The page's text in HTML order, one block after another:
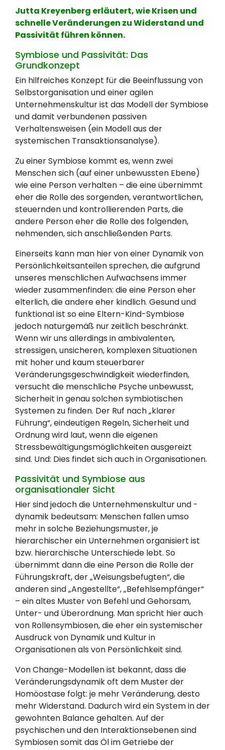
Jutta Kreyenberg erläutert, wie Krisen und
schnelle Veränderungen zu Widerstand und
Passivität führen können.
Symbiose und Passivität: Das
Grundkonzept
Ein hilfreiches Konzept für die Beeinflussung von
Selbstorganisation und einer agilen
Unternehmenskultur ist das Modell der Symbiose
und damit verbundenen passiven
Verhaltensweisen (ein Modell aus der
systemischen Transaktionsanalyse).
Zu einer Symbiose kommt es, wenn zwei
Menschen sich (auf einer unbewussten Ebene)
wie eine Person verhalten – die eine übernimmt
eher die Rolle des sorgenden, verantwortlichen,
steuernden und kontrollierenden Parts, die
andere Person eher die Rolle des folgenden,
nehmenden, sich anschließenden Parts.
Einerseits kann man hier von einer Dynamik von
Persönlichkeitsanteilen sprechen, die aufgrund
unseres menschlichen Aufwachsens immer
wieder zusammenfinden: die eine Person eher
elterlich, die andere eher kindlich. Gesund und
funktional ist so eine Eltern-Kind-Symbiose
jedoch naturgemäß nur zeitlich beschränkt.
Wenn wir uns allerdings in ambivalenten,
stressigen, unsicheren, komplexen Situationen
mit hoher und kaum steuerbarer
Veränderungsgeschwindigkeit wiederfinden,
versucht die menschliche Psyche unbewusst,
Sicherheit in genau solchen symbiotischen
Systemen zu finden. Der Ruf nach „klarer
Führung“, eindeutigen Regeln, Sicherheit und
Ordnung wird laut, wenn die eigenen
Stressbewältigungsmöglichkeiten ausgereizt
sind. Und: Dies findet sich auch in Organisationen.
Passivität und Symbiose aus
organisationaler Sicht
Hier sind jedoch die Unternehmenskultur und -
dynamik bedeutsam: Menschen fallen umso
mehr in solche Beziehungsmuster, je
hierarchischer ein Unternehmen organisiert ist
bzw. hierarchische Unterschiede lebt. So
übernimmt dann die eine Person die Rolle der
Führungskraft, der „Weisungsbefugten“, die
anderen sind „Angestellte“, „Befehlsempfänger“
– ein altes Muster von Befehl und Gehorsam,
Unter- und Überordnung. Man spricht hier auch
von Rollensymbiosen, die eher ein systemischer
Ausdruck von Dynamik und Kultur in
Organisationen als von Persönlichkeit sind.
Von Change-Modellen ist bekannt, dass die
Veränderungsdynamik oft dem Muster der
Homöostase folgt: je mehr Veränderung, desto
mehr Widerstand. Dadurch wird ein System in der
gewohnten Balance gehalten. Auf der
psychischen und den Interaktionsebenen sind
Symbiosen somit das Öl im Getriebe der